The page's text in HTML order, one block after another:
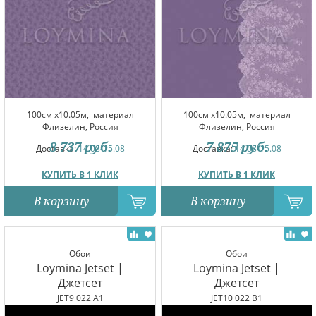
100см x10.05м, материал
Флизелин, Россия
Доставка:14.08-15.08
КУПИТЬ В 1 КЛИК
8 737 руб.
В корзину
100см x10.05м, материал
Флизелин, Россия
Доставка:14.08-15.08
КУПИТЬ В 1 КЛИК
7 875 руб.
В корзину
Обои
Loymina Jetset |
Джетсет
JET9 022 A1
Обои
Loymina Jetset |
Джетсет
JET10 022 B1